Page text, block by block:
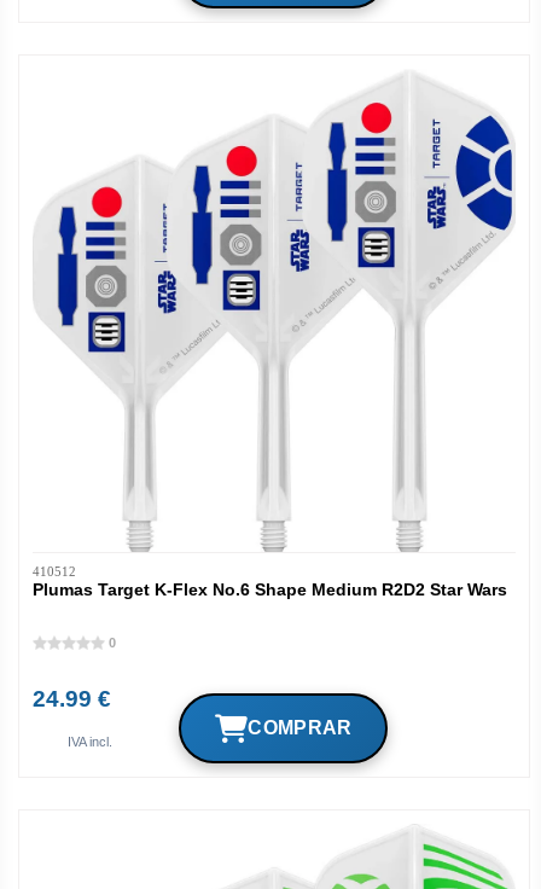
410512
Plumas Target K-Flex No.6 Shape Medium R2D2 Star Wars
0
24.99 €
IVA incl.